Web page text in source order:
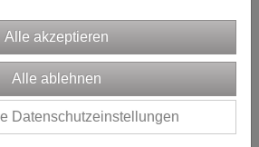
Datenschutzeinstellungen